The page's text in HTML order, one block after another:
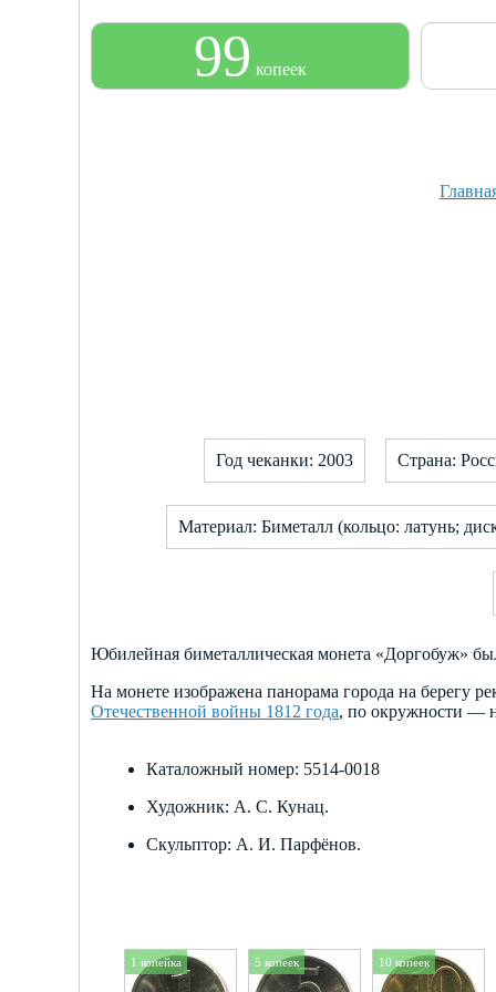
99 копеек
Год чеканки: 2003 Страна:
Материал: Биметалл (кольцо: латунь;
Юбилейная биметаллическая монета «Доргобуж»
На монете изображена панорама города на берегу
Отечественной войны 1812 года, по окружности
Каталожный номер: 5514-0018
Художник: А. С. Кунац.
Скульптор: А. И. Парфёнов.
1 копейка 5 копеек 10 копеек